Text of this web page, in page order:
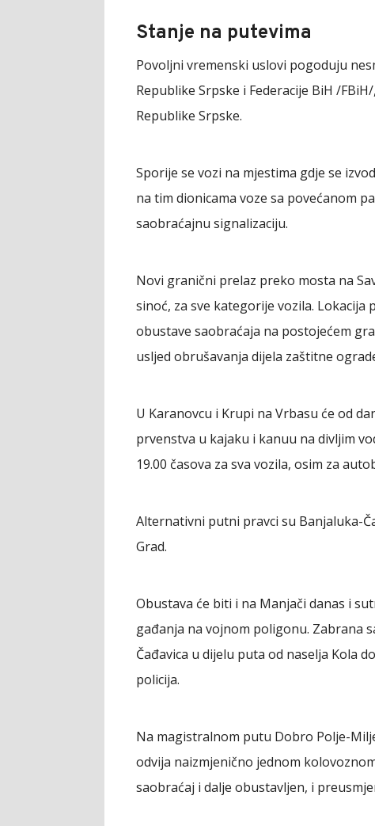
Stanje na putevima
Povoljni vremenski uslovi pogoduju
Republike Srpske i Federacije BiH /
Republike Srpske.
Sporije se vozi na mjestima gdje se
na tim dionicama voze sa povećanom
saobraćajnu signalizaciju.
Novi granični prelaz preko mosta na
sinoć, za sve kategorije vozila.
obustave saobraćaja na postojećem
usljed obrušavanja dijela zaštitne
U Karanovcu i Krupi na Vrbasu će od
prvenstva u kajaku i kanuu na divljim
19.00 časova za sva vozila, osim za
Alternativni putni pravci su Banjaluka-
Grad.
Obustava će biti i na Manjači danas i
gađanja na vojnom poligonu. Zabrana
Čađavica u dijelu puta od naselja Kola
policija.
Na magistralnom putu Dobro Polje-
odvija naizmjenično jednom
saobraćaj i dalje obustavljen, i